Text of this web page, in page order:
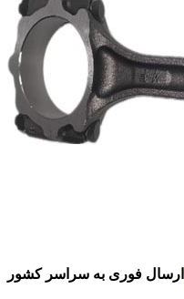
ارسال فوری به سراسر کشور